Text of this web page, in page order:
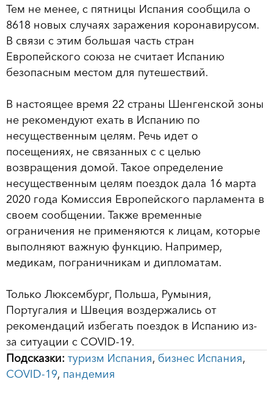
Тем не менее, с пятницы Испания сообщила о
8618 новых случаях заражения коронавирусом.
В связи с этим большая часть стран
Европейского союза не считает Испанию
безопасным местом для путешествий.
В настоящее время 22 страны Шенгенской зоны
не рекомендуют ехать в Испанию по
несущественным целям. Речь идет о
посещениях, не связанных с с целью
возвращения домой. Такое определение
несущественным целям поездок дала 16 марта
2020 года Комиссия Европейского парламента в
своем сообщении. Также временные
ограничения не применяются к лицам, которые
выполняют важную функцию. Например,
медикам, пограничникам и дипломатам.
Только Люксембург, Польша, Румыния,
Португалия и Швеция воздержались от
рекомендаций избегать поездок в Испанию из-
за ситуации с COVID-19.
Подсказки: туризм Испания, бизнес Испания,
COVID-19, пандемия